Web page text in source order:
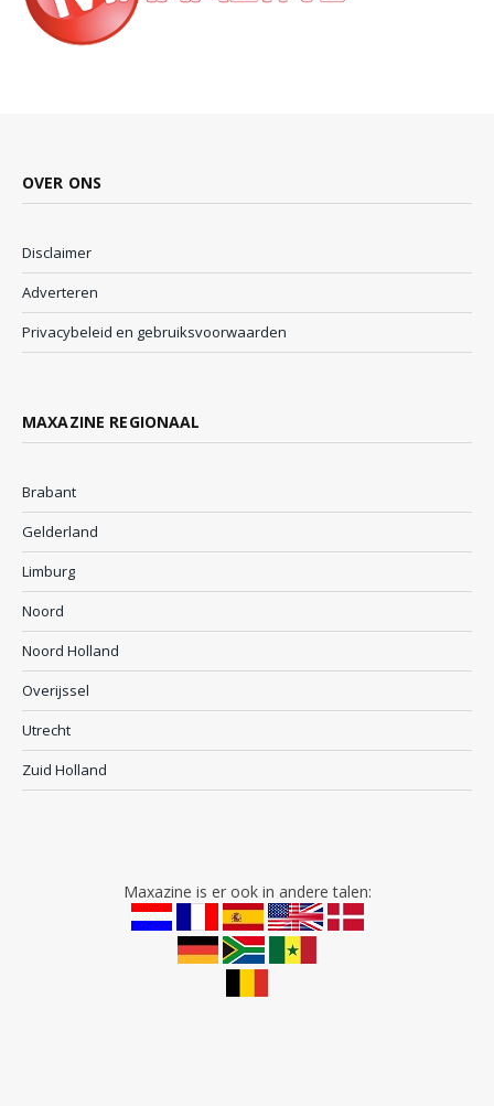
OVER ONS
Disclaimer
Adverteren
Privacybeleid en gebruiksvoorwaarden
MAXAZINE REGIONAAL
Brabant
Gelderland
Limburg
Noord
Noord Holland
Overijssel
Utrecht
Zuid Holland
Maxazine is er ook in andere talen: